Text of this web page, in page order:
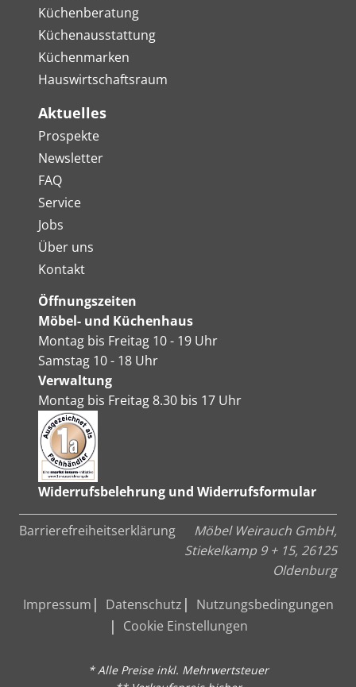
Küchenberatung
Küchenausstattung
Küchenmarken
Hauswirtschaftsraum
Aktuelles
Prospekte
Newsletter
FAQ
Service
Jobs
Über uns
Kontakt
Öffnungszeiten
Möbel- und Küchenhaus
Montag bis Freitag 10 - 19 Uhr
Samstag 10 - 18 Uhr
Verwaltung
Montag bis Freitag 8.30 bis 17 Uhr
Widerrufsbelehrung und Widerrufsformular
Barrierefreiheitserklärung
Möbel Weirauch GmbH,
Stiekelkamp 9 + 15, 26125
Oldenburg
Impressum
Datenschutz
Nutzungsbedingungen
Cookie Einstellungen
* Alle Preise inkl. Mehrwertsteuer